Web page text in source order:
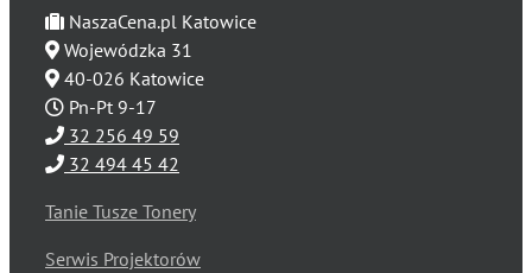
NaszaCena.pl Katowice
Wojewódzka 31
40-026 Katowice
Pn-Pt 9-17
32 256 49 59
32 494 45 42
Tanie Tusze Tonery
Serwis Projektorów